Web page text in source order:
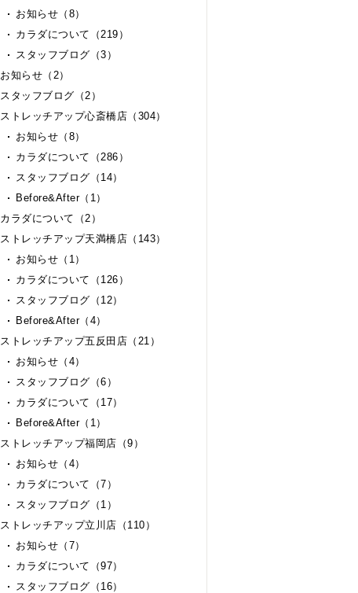
お知らせ（8）
カラダについて（219）
スタッフブログ（3）
お知らせ（2）
スタッフブログ（2）
ストレッチアップ心斎橋店（304）
お知らせ（8）
カラダについて（286）
スタッフブログ（14）
Before&After（1）
カラダについて（2）
ストレッチアップ天満橋店（143）
お知らせ（1）
カラダについて（126）
スタッフブログ（12）
Before&After（4）
ストレッチアップ五反田店（21）
お知らせ（4）
スタッフブログ（6）
カラダについて（17）
Before&After（1）
ストレッチアップ福岡店（9）
お知らせ（4）
カラダについて（7）
スタッフブログ（1）
ストレッチアップ立川店（110）
お知らせ（7）
カラダについて（97）
スタッフブログ（16）